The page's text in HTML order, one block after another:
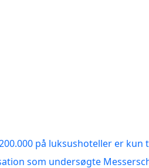
på luksushoteller er
som undersøgte